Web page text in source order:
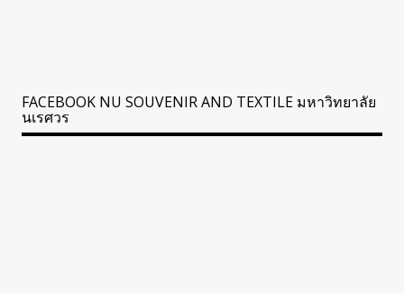
FACEBOOK NU SOUVENIR AND TEXTILE มหาวิทยาลัย
นเรศวร